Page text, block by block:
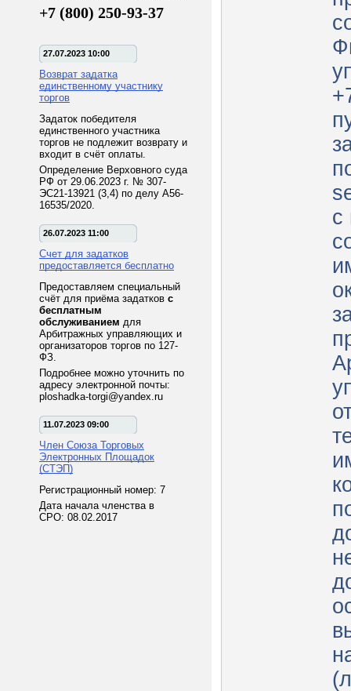
+7 (800) 250-93-37
27.07.2023 10:00
Возврат задатка
единственному участнику
торгов
Задаток победителя
единственного участника
торгов не подлежит возврату и
входит в счёт оплаты.
Определение Верховного суда
РФ от 29.06.2023 г. № 307-
ЭС21-13921 (3,4) по делу А56-
16535/2020.
26.07.2023 11:00
Счет для задатков
предоставляется бесплатно
Предоставляем специальный
счёт для приёма задатков с
бесплатным
обслуживанием для
Арбитражных управляющих и
организаторов торгов по 127-
ФЗ.
Подробнее можно уточнить по
адресу электронной почты:
ploshadka-torgi@yandex.ru
11.07.2023 09:00
Член Союза Торговых
Электронных Площадок
(СТЭП)
Регистрационный номер: 7
Дата начала членства в
СРО: 08.02.2017
с